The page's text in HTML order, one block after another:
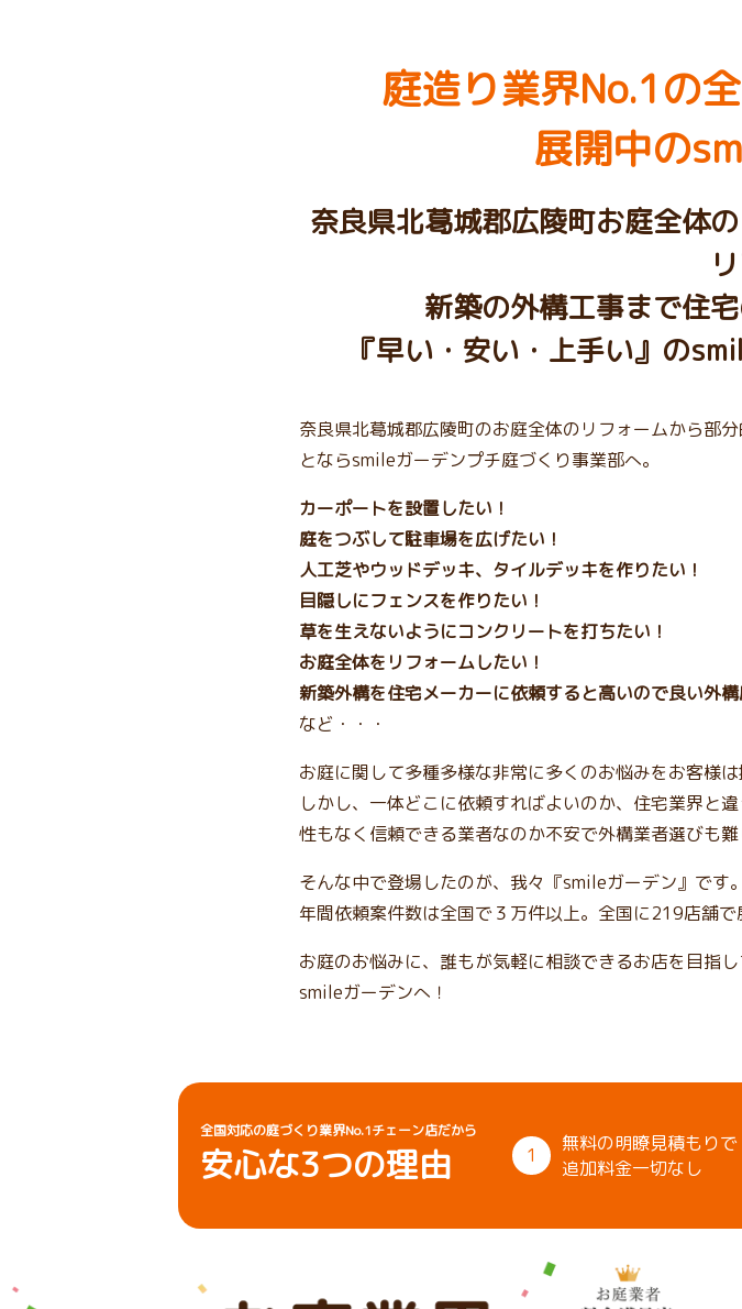
庭造り業界No.1の
展開中の
奈良県北葛城郡広陵町お庭全体
新築の外構工事まで住
『早い・安い・上手い』の
奈良県北葛城郡広陵町のお庭全体のリフォームから部
とならsmileガーデンプチ庭づくり事業部へ。
カーポートを設置したい！
庭をつぶして駐車場を広げたい！
人工芝やウッドデッキ、タイルデッキを作りたい！
目隠しにフェンスを作りたい！
草を生えないようにコンクリートを打ちたい！
お庭全体をリフォームしたい！
新築外構を住宅メーカーに依頼すると高いので良い外構
など・・・
お庭に関して多種多様な非常に多くのお悩みをお客様は
しかし、一体どこに依頼すればよいのか、住宅業界と
性もなく信頼できる業者なのか不安で外構業者選びも難
そんな中で登場したのが、我々『smileガーデン』です。
年間依頼案件数は全国で３万件以上。全国に219店舗で
お庭のお悩みに、誰もが気軽に相談できるお店を目指
smileガーデンへ！
全国対応の庭づくり業界No.1チェーン店だから
安心な3つの理由 1
無料の明瞭見積もりで
追加料金一切なし